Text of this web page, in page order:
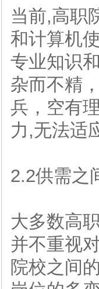
当前,高职
和计算机
专业知识
杂而不精
兵，空有
力,无法适
2.2供需之
大多数高
并不重视
院校之间